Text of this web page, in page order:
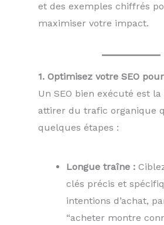
et des exemples chiffrés
maximiser votre impact.
1. Optimisez votre SEO
Un SEO bien exécuté est
attirer du trafic organique
quelques étapes :
Longue traîne :
clés précis et
intentions d’achat,
“acheter montre